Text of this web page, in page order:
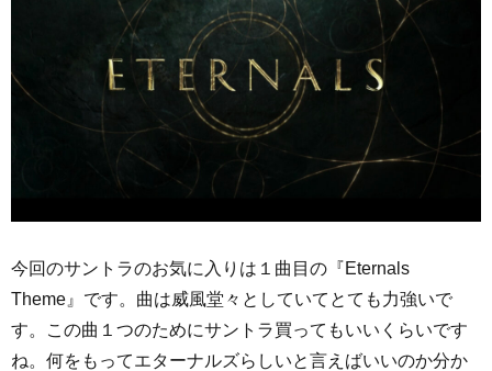
今回のサントラのお気に入りは１曲目の『Eternals
Theme』です。曲は威風堂々としていてとても力強いで
す。この曲１つのためにサントラ買ってもいいくらいです
ね。何をもってエターナルズらしいと言えばいいのか分か